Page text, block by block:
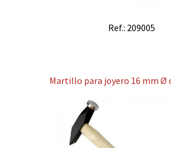
Ref.: 209005
Martillo para joyero 16 mm Ø